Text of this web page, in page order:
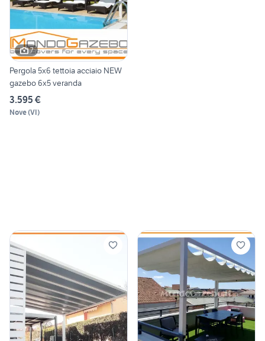
7
Pergola 5x6 tettoia acciaio NEW
gazebo 6x5 veranda
3.595 €
Nove(VI)